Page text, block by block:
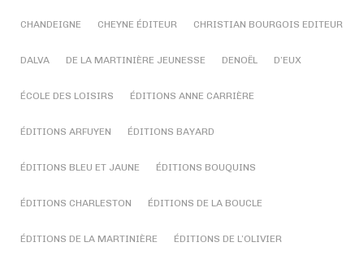
CHANDEIGNE CHEYNE ÉDITEUR CHRISTIAN BOURGOIS EDITEUR
DALVA DE LA MARTINIÈRE JEUNESSE DENOËL D’EUX
ÉCOLE DES LOISIRS ÉDITIONS ANNE CARRIÈRE
ÉDITIONS ARFUYEN ÉDITIONS BAYARD
ÉDITIONS BLEU ET JAUNE ÉDITIONS BOUQUINS
ÉDITIONS CHARLESTON ÉDITIONS DE LA BOUCLE
ÉDITIONS DE LA MARTINIÈRE ÉDITIONS DE L’OLIVIER